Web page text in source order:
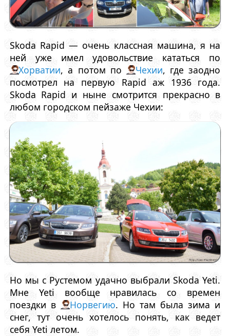
Skoda Rapid — очень классная машина, я на
ней уже имел удовольствие кататься по
Хорватии, а потом по Чехии, где заодно
посмотрел на первую Rapid аж 1936 года.
Skoda Rapid и ныне смотрится прекрасно в
любом городском пейзаже Чехии:
Но мы с Рустемом удачно выбрали Skoda Yeti.
Мне Yeti вообще нравилась со времен
поездки в
Норвегию. Но там была зима и
снег, тут очень хотелось понять, как ведет
себя Yeti летом.